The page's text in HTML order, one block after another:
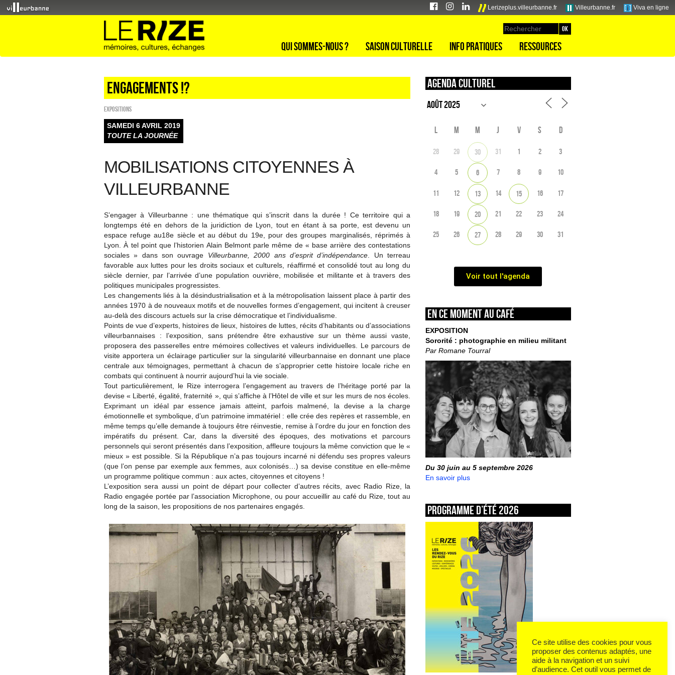
Lerizeplus.villeurbanne.fr Villeurbanne.fr Viva en ligne
Qui sommes-nous ? Saison culturelle Info pratiques Ressources
Engagements !?
EXPOSITIONS
SAMEDI 6 AVRIL 2019
TOUTE LA JOURNÉE
MOBILISATIONS CITOYENNES À
VILLEURBANNE
S’engager à Villeurbanne : une thématique qui s’inscrit dans la durée ! Ce territoire qui a
longtemps été en dehors de la juridiction de Lyon, tout en étant à sa porte, est devenu un
espace refuge au18e siècle et au début du 19e, pour des groupes marginalisés, réprimés à
Lyon. À tel point que l’historien Alain Belmont parle même de « base arrière des contestations
sociales » dans son ouvrage Villeurbanne, 2000 ans d’espritd’indépendance . Un terreau
favorable aux luttes pour les droits sociaux et culturels, réaffirmé et consolidé tout au long du
siècle dernier, par l’arrivée d’une population ouvrière, mobilisée et militante et à travers des
politiques municipales progressistes.
Les changements liés à la désindustrialisation et à la métropolisation laissent place à partir des
années 1970 à de nouveaux motifs et de nouvelles formes d’engagement, qui incitent à creuser
au-delà des discours actuels sur la crise démocratique et l’individualisme.
Points de vue d’experts, histoires de lieux, histoires de luttes, récits d’habitants ou d’associations
villeurbannaises : l’exposition, sans prétendre être exhaustive sur un thème aussi vaste,
proposera des passerelles entre mémoires collectives et valeurs individuelles. Le parcours de
visite apportera un éclairage particulier sur la singularité villeurbannaise en donnant une place
centrale aux témoignages, permettant à chacun de s’approprier cette histoire locale riche en
combats qui continuent à nourrir aujourd’hui la vie sociale.
Tout particulièrement, le Rize interrogera l’engagement au travers de l’héritage porté par la
devise « Liberté, égalité, fraternité », qui s’affiche à l’Hôtel de ville et sur les murs de nos écoles.
Exprimant un idéal par essence jamais atteint, parfois malmené, la devise a la charge
émotionnelle et symbolique, d’un patrimoine immatériel : elle crée des repères et rassemble, en
même temps qu’elle demande à toujours être réinvestie, remise à l’ordre du jour en fonction des
impératifs du présent. Car, dans la diversité des époques, des motivations et parcours
personnels qui seront présentés dans l’exposition, affleure toujours la même conviction que le «
mieux » est possible. Si la République n’a pas toujours incarné ni défendu ses propres valeurs
(que l’on pense par exemple aux femmes, aux colonisés…) sa devise constitue en elle-même
un programme politique commun : aux actes, citoyennes et citoyens !
L’exposition sera aussi un point de départ pour collecter d’autres récits, avec Radio Rize, la
Radio engagée portée par l’association Microphone, ou pour accueillir au café du Rize, tout au
long de la saison, les propositions de nos partenaires engagés.
Agenda culturel
L M M J V S D
28 29 30 31 1 2 3
4 5 6 7 8 9 10
11 12 13 14 15 16 17
18 19 20 21 22 23 24
25 26 27 28 29 30 31
Voir tout l'agenda
En ce moment au café
EXPOSITION
Sororité : photographie en milieu militant
Par Romane Tourral
Du 30 juin au 5 septembre 2026
En savoir plus
Programme d’été 2026
Ce site utilise des cookies pour vous
proposer des contenus adaptés, une
aide à la navigation et un suivi
d’audience. Cet outil vous permet de